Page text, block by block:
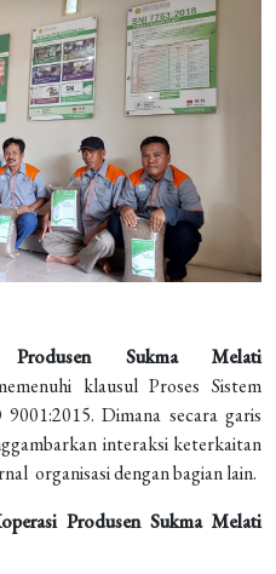
Sukma Melati
klausul Proses Sistem
Dimana secara garis
interaksi keterkaitan
organisasi dengan bagian lain.
Produsen Sukma Melati